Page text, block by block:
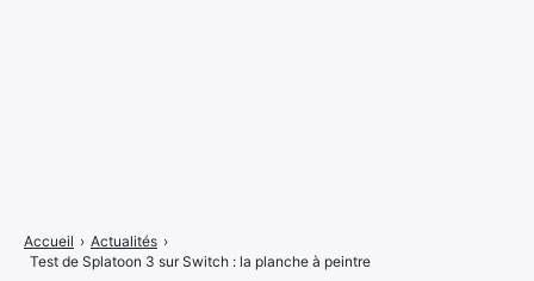
Accueil › Actualités ›
Test de Splatoon 3 sur Switch : la planche à peintre